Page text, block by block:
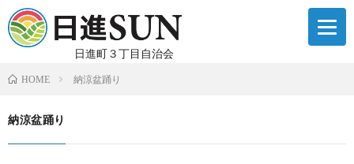
日進町３丁目自治会
HOME 納涼盆踊り
納涼盆踊り